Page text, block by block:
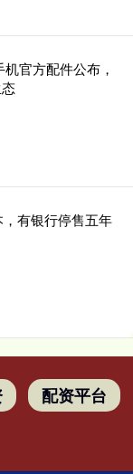
官方配件公布，
有银行停售五年
配资平台